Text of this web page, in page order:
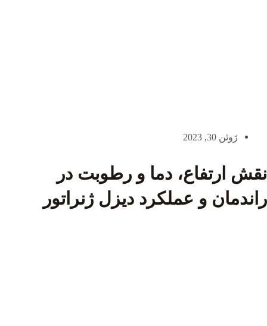
ژوئن 30, 2023
نقش ارتفاع، دما و رطوبت در
راندمان و عملکرد دیزل ژنراتور